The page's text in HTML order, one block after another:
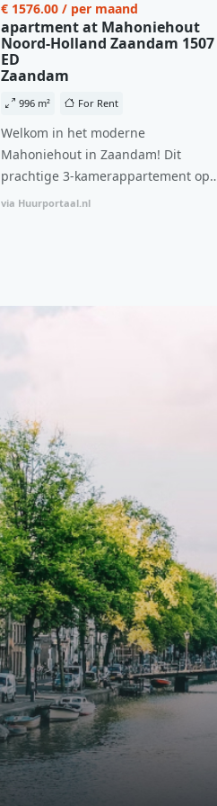
€ 1576.00 / per maand
apartment at Mahoniehout
Noord-Holland Zaandam 1507
ED
Zaandam
996 m² For Rent
Welkom in het moderne
Mahoniehout in Zaandam! Dit
prachtige 3-kamerappartement op
de 6e verdieping biedt een ideale
van €107,50 per maand is dit een
woonkamer met open keuken,
samen goed voor 44 m² aan
leefruimte. De lichte woonkamer
biedt genoeg ruimte voor een
gezellige zithoek én een stijlvolle
eethoek. De keuken is van alle
gemakken voorzien, perfect voor het
bereiden van heerlijke maaltijden.
Vanuit de woonkamer stap je zo het
balkon op, waar je kunt genieten
van een prachtig uitzicht en een
moment van rust. De woning
beschikt over twee comfortabele
slaapkamers van respectievelijk 12,1
m² en 8 m². Beide kamers bieden tal
van mogelijkheden, zoals een fijne
werkplek, een logeerkamer of een
via Huurportaal.nl